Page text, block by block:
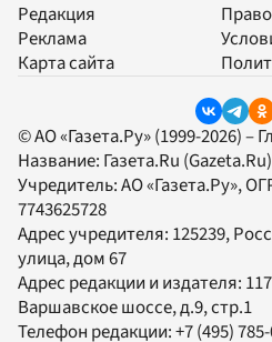
Редакция
Реклама
Карта сайта
© АО «Газета.Ру» (1999-2026) –
Название: Газета.Ru (Gazeta.Ru)
Учредитель:АО «Газета.Ру»,
7743625728
Адрес учредителя: 125239,
улица, дом 67
Адрес редакции и издателя:
Варшавское шоссе, д.9, стр.1
Телефон редакции:+7 (495)